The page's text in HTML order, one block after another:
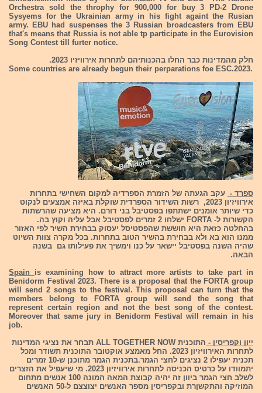
Orchestra sold the throphy for 900,000 for buy 3 PD-2 Drone
Sysyems for the Ukrainian army in his fight againt the Rusian
army. EBU had suspenses the 3 Russian broadcasters from EBU
that's means that Russia is not able tp participate in the Eurovision
Song Contest till furter notice.
חלק מהמדינות כבר החלו בהכנותיהם לתחרות אירוויזיו 2023.
Some countries are already begun their perparations foe ESC.2023.
ספרד - עקב הגעתה של הזמרת הספרדיה למקום השחישי בתחרות
אירוויזיון 2023, רשות השידור הספרדית שוקלת באיזה אמצעים לנקוט
כדי שיותר אומנים ישתתפו בפסטיבל בני דורם. היא מציעה שהרשתות
הקשורות ל- FORTA ישלחו 2 זמרים לפסטיבל אבל עליה וקוץ בה.
בהחלטה כזאת היא חוששת שהפסטיסל יעסוק בבחירת השיר לפי האזור
ממנו הוא בא ולא בבחירת בהשיר הטוב בתחרות. בכל מקרה צוות השיוט
שהיה השנה בפסטיבל יישאר על כנו וימשיך את פעילותו גם בשנה
הבאה.
Spain is examining how to attract more artists to take part in
Benidorm Festival 2023. There is a proposal that the FORTA group
will send 2 songs to the festival. This proposal can turn that the
members belong to FORTA group will send the song that
represent certain region and not the best song of the contest.
Moreover that same jury in Benidorm Festival will remain in his
job.
ייון וקפריסין -
התוכנית ALL TOGETHER NOW תבחר את נציגי המדינות
לתחרות האירוויזיון 2023. החל מאמצע אוקטובר התוכנית תשודר ומכל
תכנית יעפילו 2 נציגים לחצי הגמר.בתכנית הגמר מתוכנן ש-10 זמרים
יתמוודו על כרטיס הכניסה לתחרות אירוויזיון 2023. מי שיעפיל את הזצרים
לשלב חצי הגמר ביוון זה יהיה קבוצת המאה המונה 100 אנשים מתחום
המוזיקה והתקשןרת ובקפריסין מספר האנשים יצוצצם ל-50 האנשים